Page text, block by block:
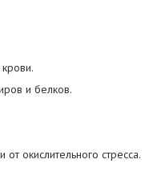
и белков.
окислительного стресса.